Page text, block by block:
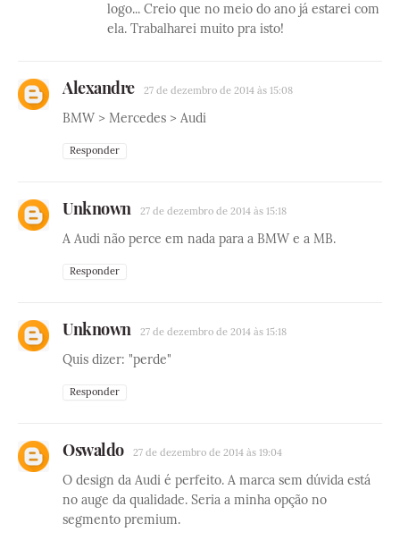
logo... Creio que no meio do ano já estarei com
ela. Trabalharei muito pra isto!
Alexandre 27 de dezembro de 2014 às 15:08
BMW > Mercedes > Audi
Responder
Unknown 27 de dezembro de 2014 às 15:18
A Audi não perce em nada para a BMW e a MB.
Responder
Unknown 27 de dezembro de 2014 às 15:18
Quis dizer: "perde"
Responder
Oswaldo 27 de dezembro de 2014 às 19:04
O design da Audi é perfeito. A marca sem dúvida está
no auge da qualidade. Seria a minha opção no
segmento premium.